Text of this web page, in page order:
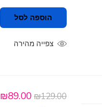
הוספה לסל
צפייה מהירה
₪129.00
₪89.00